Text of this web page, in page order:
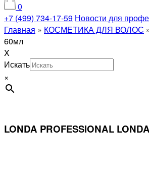
0
+7 (499) 734-17-59 Новости для
Главная » КОСМЕТИКА ДЛЯ ВОЛОС
60мл
X
Искать
×
LONDA PROFESSIONAL